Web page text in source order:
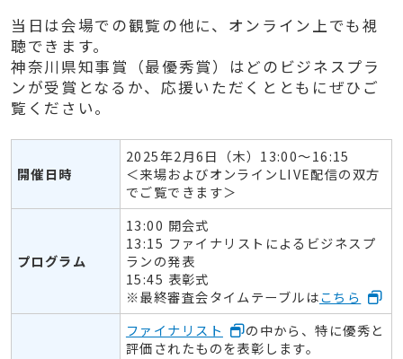
当日は会場での観覧の他に、オンライン上でも視
聴できます。
神奈川県知事賞（最優秀賞）はどのビジネスプラ
ンが受賞となるか、応援いただくとともにぜひご
覧ください。
開催日時
2025年2月6日（木）13:00～16:15
＜来場およびオンラインLIVE配信の双方
でご覧できます＞
プログラム
13:00 開会式
13:15 ファイナリストによるビジネスプ
ランの発表
15:45 表彰式
※最終審査会タイムテーブルはこちら
ファイナリスト
の中から、特に優秀と
評価されたものを表彰します。